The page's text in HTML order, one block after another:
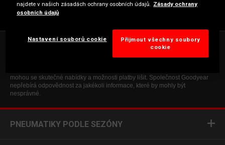
Zobrazit telefonní číslo
*Tento web obsahuje obecné údaje a sdělení, která jsou pouze
mohou se skutečné nabídky a možnosti platby lišit. Společnost Goodyear
nepřebírá odpovědnost za jakékoli informace, které by mohly být
nesprávné.
PNEUMATIKY PODLE SEZÓNY
najdete v našich zásadách ochrany osobních údajů. Zásady ochrany
osobních údajů
Nastavení souborů cookie
Přijmout všechny soubory
cookie